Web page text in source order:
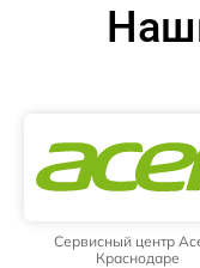
Сервисный центр
Краснодаре